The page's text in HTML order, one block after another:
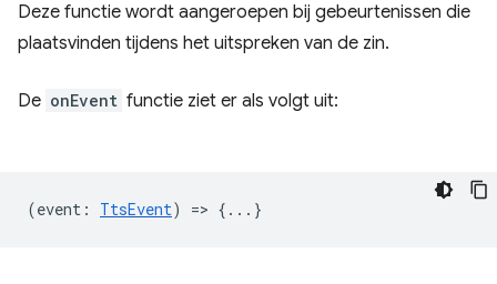
Deze functie wordt aangeroepen bij gebeurtenissen die
plaatsvinden tijdens het uitspreken van de zin.
De onEvent functie ziet er als volgt uit:
(event : TtsEvent) => {...}